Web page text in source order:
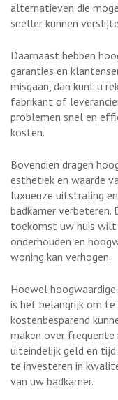
alternatieven die
sneller kunnen
Daarnaast hebben
garanties en
misgaan, dan kunt u
fabrikant of
problemen snel en
kosten.
Bovendien dragen
esthetiek en waarde
luxueuze uitstraling
badkamer verbeteren.
toekomst uw huis wilt
onderhouden en
woning kan verhogen.
Hoewel
is het belangrijk om
kostenbesparend
maken over
uiteindelijk geld en
te investeren in
van uw badkamer.